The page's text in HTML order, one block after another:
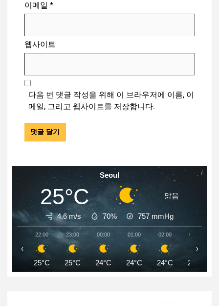
이메일 *
웹사이트
다음 번 댓글 작성을 위해 이 브라우저에 이름, 이
메일, 그리고 웹사이트를 저장합니다.
Seoul
25°C 맑음
4.6 m/s 70% 757 mmHg
22:00
25°C
23:00
25°C
00:00
24°C
01:00
24°C
02:00
24°C
03:00
24°C
‹ ›